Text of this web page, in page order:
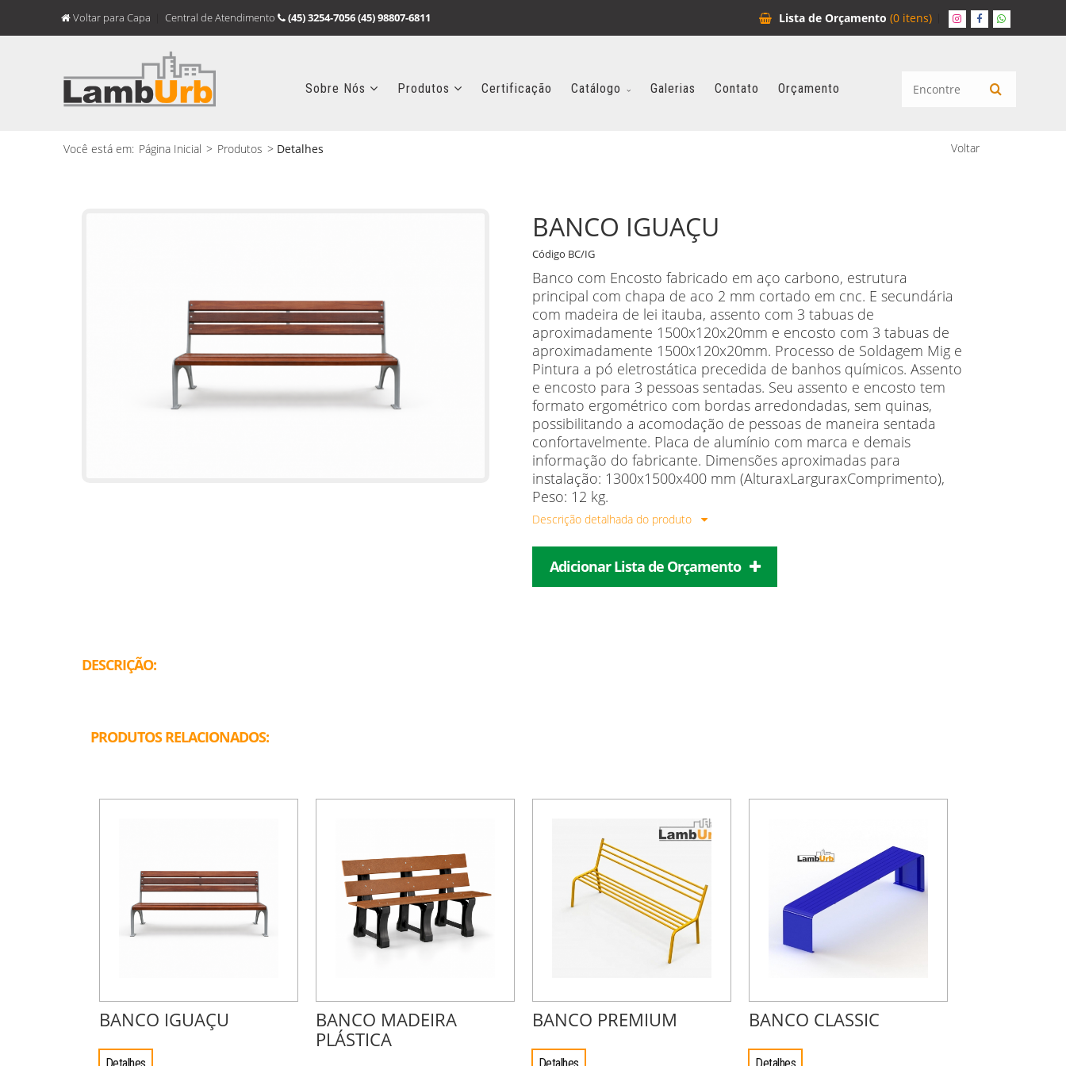
Voltar para Capa Central de Atendimento (45) 3254-7056 (45) 98807-6811 Lista de Orçamento (0 itens)
Sobre Nós Produtos Certificação Catálogo Galerias Contato Orçamento
Você está em: Página Inicial > Produtos > Detalhes Voltar
BANCO IGUAÇU
Código BC/IG
Banco com Encosto fabricado em aço carbono, estrutura
principal com chapa de aco 2 mm cortado em cnc. E secundária
com madeira de lei itauba, assento com 3 tabuas de
aproximadamente 1500x120x20mm e encosto com 3 tabuas de
aproximadamente 1500x120x20mm. Processo de Soldagem Mig e
Pintura a pó eletrostática precedida de banhos químicos. Assento
e encosto para 3 pessoas sentadas. Seu assento e encosto tem
formato ergométrico com bordas arredondadas, sem quinas,
possibilitando a acomodação de pessoas de maneira sentada
confortavelmente. Placa de alumínio com marca e demais
informação do fabricante. Dimensões aproximadas para
instalação: 1300x1500x400 mm (AlturaxLarguraxComprimento),
Peso: 12 kg.
Descrição detalhada do produto
Adicionar Lista de Orçamento
DESCRIÇÃO:
PRODUTOS RELACIONADOS:
BANCO IGUAÇU
BANCO MADEIRA
PLÁSTICA
BANCO PREMIUM BANCO CLASSIC